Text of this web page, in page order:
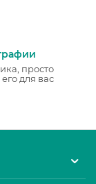
просто
для вас